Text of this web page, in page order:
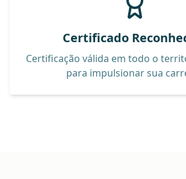
Certificado
Certificação válida em todo o
para impulsionar sua